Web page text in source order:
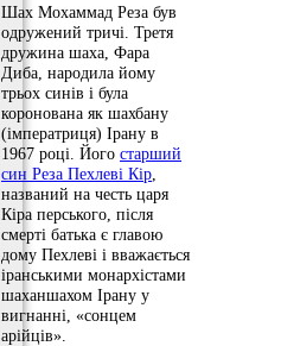
Шах Мохаммад Реза був
одружений тричі. Третя
дружина шаха, Фара
Диба, народила йому
трьох синів і була
коронована як шахбану
(імператриця) Ірану в
1967 році. Його старший
син Реза Пехлеві Кір
названий на честь царя
Кіра перського, після
смерті батька є главою
дому Пехлеві і вважається
іранськими монархістами
шаханшахом Ірану у
вигнанні, «сонцем
арійців».